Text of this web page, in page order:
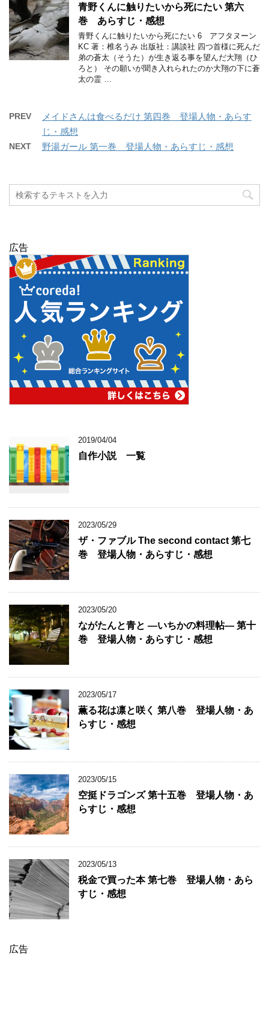
青野くんに触りたいから死にたい 第六
巻 あらすじ・感想
青野くんに触りたいから死にたい 6 アフタヌーン
KC 著：椎名うみ 出版社：講談社 四つ首様に死んだ
弟の蒼太（そうた）が生き返る事を望んだ大翔（ひ
ろと） その願いが聞き入れられたのか大翔の下に蒼
太の霊 …
PREV
メイドさんは食べるだけ 第四巻 登場人物・あらす
じ・感想
NEXT 野湯ガール 第一巻 登場人物・あらすじ・感想
広告
2019/04/04
自作小説 一覧
2023/05/29
ザ・ファブル The second contact 第七
巻 登場人物・あらすじ・感想
2023/05/20
ながたんと青と ―いちかの料理帖― 第十
巻 登場人物・あらすじ・感想
2023/05/17
薫る花は凛と咲く 第八巻 登場人物・あ
らすじ・感想
2023/05/15
空挺ドラゴンズ 第十五巻 登場人物・あ
らすじ・感想
2023/05/13
税金で買った本 第七巻 登場人物・あら
すじ・感想
広告